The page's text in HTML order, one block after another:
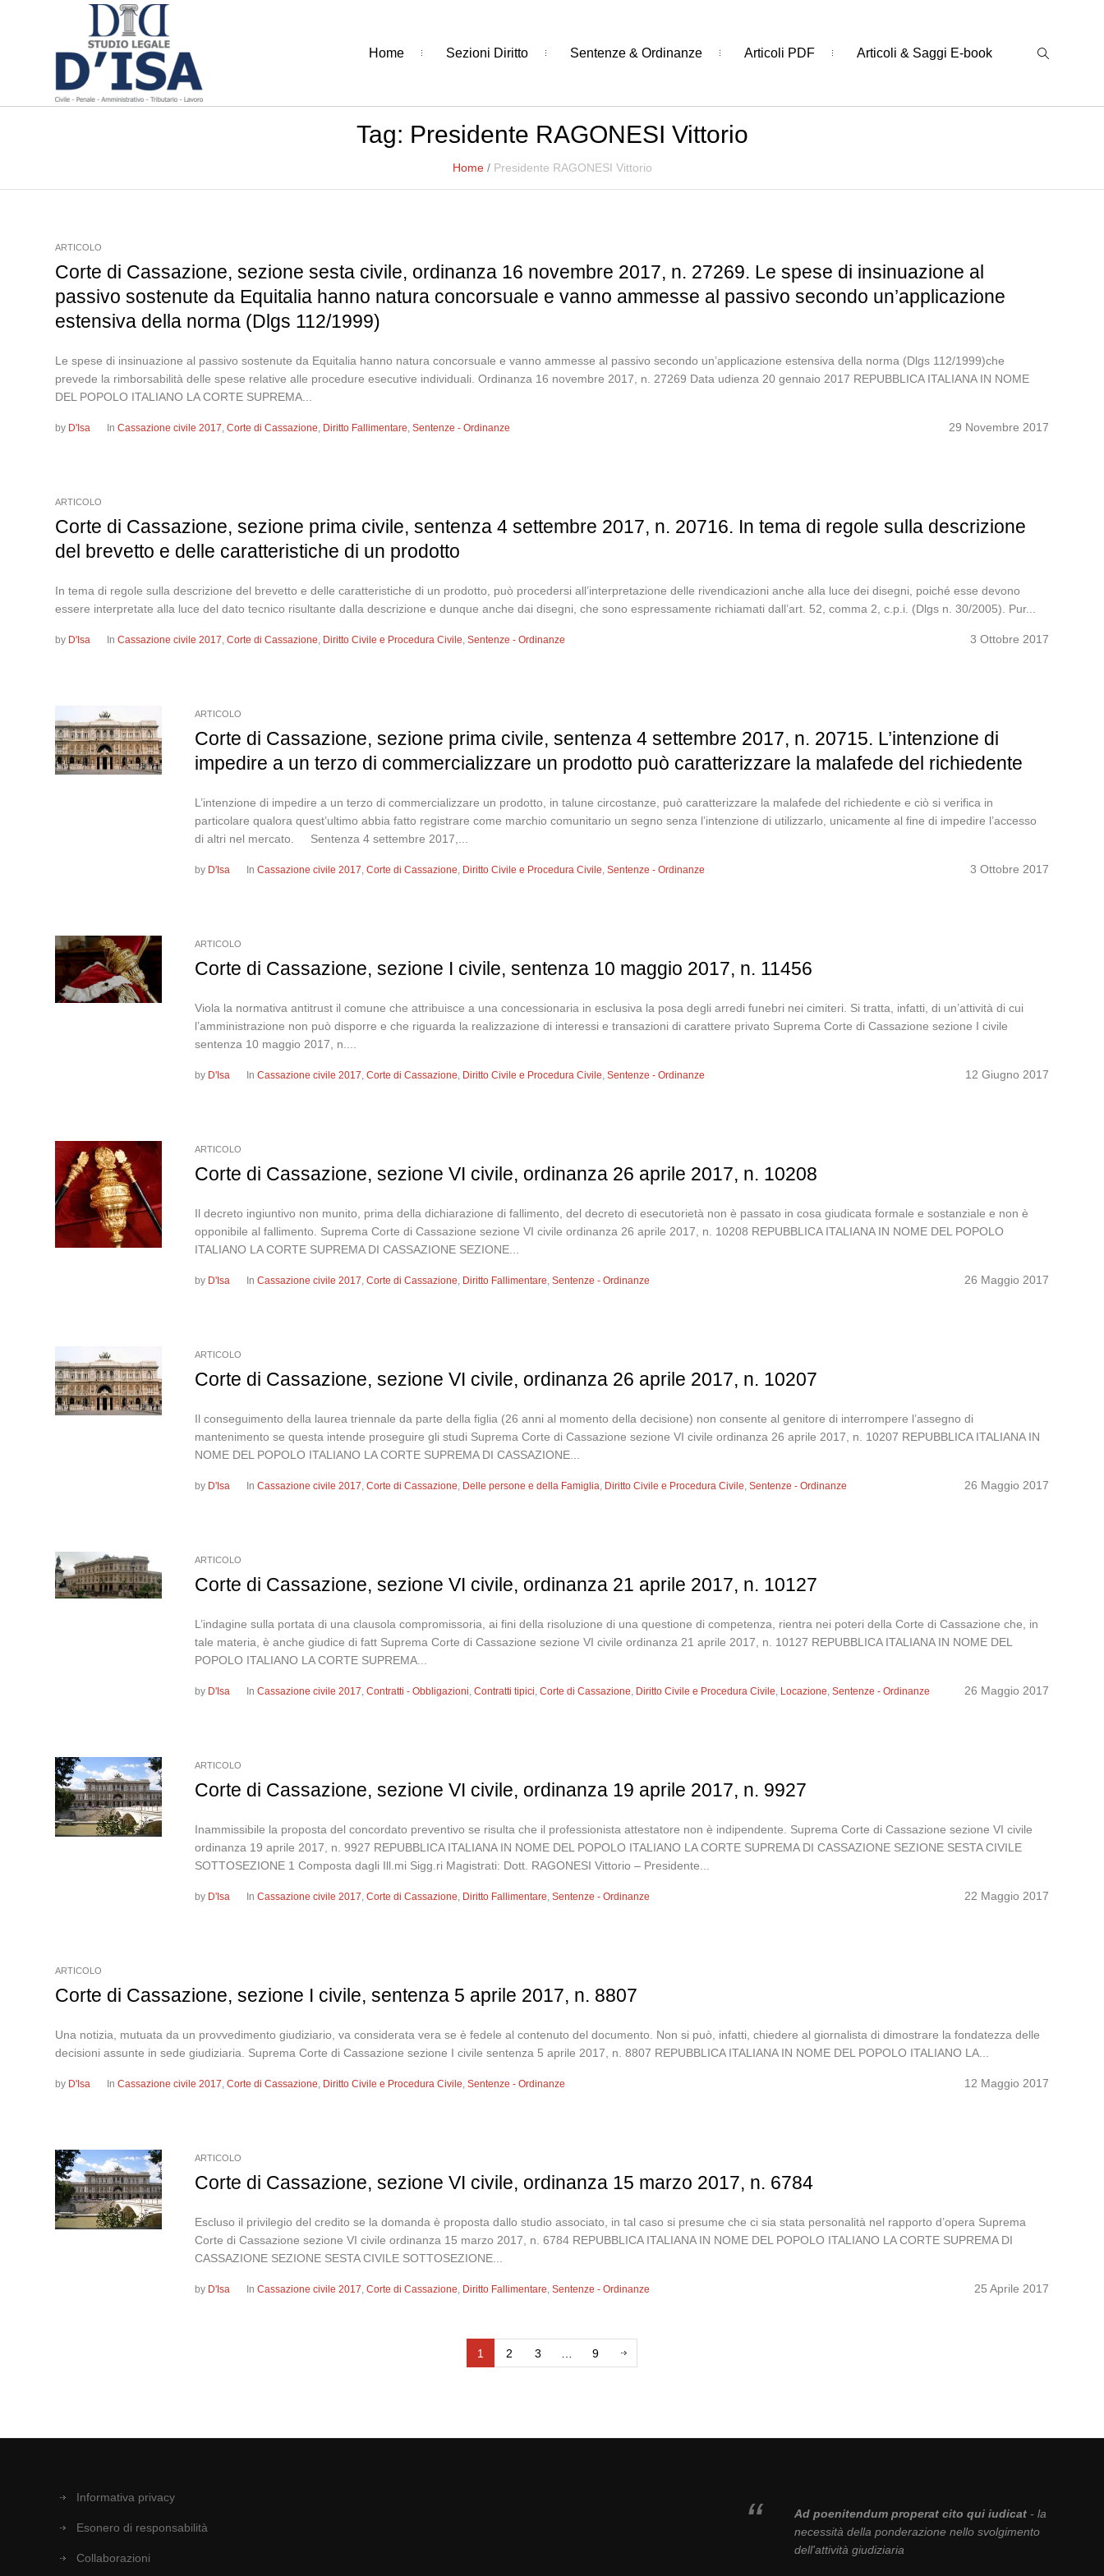
Home Sezioni Diritto Sentenze & Ordinanze Articoli PDF Articoli & Saggi E-book
Tag: Presidente RAGONESI Vittorio
Home / Presidente RAGONESI Vittorio
ARTICOLO
Corte di Cassazione, sezione sesta civile, ordinanza 16 novembre 2017, n. 27269. Le spese di insinuazione al
passivo sostenute da Equitalia hanno natura concorsuale e vanno ammesse al passivo secondo un’applicazione
estensiva della norma (Dlgs 112/1999)
Le spese di insinuazione al passivo sostenute da Equitalia hanno natura concorsuale e vanno ammesse al passivo secondo un’applicazione estensiva della norma (Dlgs 112/1999)che
prevede la rimborsabilità delle spese relative alle procedure esecutive individuali. Ordinanza 16 novembre 2017, n. 27269 Data udienza 20 gennaio 2017 REPUBBLICA ITALIANA IN NOME
DEL POPOLO ITALIANO LA CORTE SUPREMA...
29 Novembre 2017
by D'Isa InCassazione civile 2017,Corte di Cassazione, Diritto Fallimentare,Sentenze - Ordinanze
ARTICOLO
Corte di Cassazione, sezione prima civile, sentenza 4 settembre 2017, n. 20716. In tema di regole sulla descrizione
del brevetto e delle caratteristiche di un prodotto
In tema di regole sulla descrizione del brevetto e delle caratteristiche di un prodotto, può procedersi all’interpretazione delle rivendicazioni anche alla luce dei disegni, poiché esse devono
essere interpretate alla luce del dato tecnico risultante dalla descrizione e dunque anche dai disegni, che sono espressamente richiamati dall’art. 52, comma 2, c.p.i. (Dlgs n. 30/2005). Pur...
3 Ottobre 2017
by D'Isa InCassazione civile 2017,Corte di Cassazione, Diritto Civile e Procedura Civile,Sentenze - Ordinanze
ARTICOLO
Corte di Cassazione, sezione prima civile, sentenza 4 settembre 2017, n. 20715. L’intenzione di
impedire a un terzo di commercializzare un prodotto può caratterizzare la malafede del richiedente
L’intenzione di impedire a un terzo di commercializzare un prodotto, in talune circostanze, può caratterizzare la malafede del richiedente e ciò si verifica in
particolare qualora quest’ultimo abbia fatto registrare come marchio comunitario un segno senza l’intenzione di utilizzarlo, unicamente al fine di impedire l’accesso
di altri nel mercato. Sentenza 4 settembre 2017,...
3 Ottobre 2017
by D'Isa InCassazione civile 2017,Corte di Cassazione, Diritto Civile e Procedura Civile,Sentenze - Ordinanze
ARTICOLO
Corte di Cassazione, sezione I civile, sentenza 10 maggio 2017, n. 11456
Viola la normativa antitrust il comune che attribuisce a una concessionaria in esclusiva la posa degli arredi funebri nei cimiteri. Si tratta, infatti, di un’attività di cui
l’amministrazione non può disporre e che riguarda la realizzazione di interessi e transazioni di carattere privato Suprema Corte di Cassazione sezione I civile
sentenza 10 maggio 2017, n....
12 Giugno 2017
by D'Isa InCassazione civile 2017,Corte di Cassazione, Diritto Civile e Procedura Civile,Sentenze - Ordinanze
ARTICOLO
Corte di Cassazione, sezione VI civile, ordinanza 26 aprile 2017, n. 10208
Il decreto ingiuntivo non munito, prima della dichiarazione di fallimento, del decreto di esecutorietà non è passato in cosa giudicata formale e sostanziale e non è
opponibile al fallimento. Suprema Corte di Cassazione sezione VI civile ordinanza 26 aprile 2017, n. 10208 REPUBBLICA ITALIANA IN NOME DEL POPOLO
ITALIANO LA CORTE SUPREMA DI CASSAZIONE SEZIONE...
26 Maggio 2017
by D'Isa InCassazione civile 2017,Corte di Cassazione, Diritto Fallimentare,Sentenze - Ordinanze
ARTICOLO
Corte di Cassazione, sezione VI civile, ordinanza 26 aprile 2017, n. 10207
Il conseguimento della laurea triennale da parte della figlia (26 anni al momento della decisione) non consente al genitore di interrompere l’assegno di
mantenimento se questa intende proseguire gli studi Suprema Corte di Cassazione sezione VI civile ordinanza 26 aprile 2017, n. 10207 REPUBBLICA ITALIANA IN
NOME DEL POPOLO ITALIANO LA CORTE SUPREMA DI CASSAZIONE...
26 Maggio 2017
by D'Isa InCassazione civile 2017,Corte di Cassazione, Delle persone e della Famiglia, Diritto Civile e Procedura Civile,Sentenze - Ordinanze
ARTICOLO
Corte di Cassazione, sezione VI civile, ordinanza 21 aprile 2017, n. 10127
L’indagine sulla portata di una clausola compromissoria, ai fini della risoluzione di una questione di competenza, rientra nei poteri della Corte di Cassazione che, in
tale materia, è anche giudice di fatt Suprema Corte di Cassazione sezione VI civile ordinanza 21 aprile 2017, n. 10127 REPUBBLICA ITALIANA IN NOME DEL
POPOLO ITALIANO LA CORTE SUPREMA...
26 Maggio 2017
by D'Isa InCassazione civile 2017,Contratti - Obbligazioni,Contratti tipici,Corte di Cassazione, Diritto Civile e Procedura Civile, Locazione,Sentenze - Ordinanze
ARTICOLO
Corte di Cassazione, sezione VI civile, ordinanza 19 aprile 2017, n. 9927
Inammissibile la proposta del concordato preventivo se risulta che il professionista attestatore non è indipendente. Suprema Corte di Cassazione sezione VI civile
ordinanza 19 aprile 2017, n. 9927 REPUBBLICA ITALIANA IN NOME DEL POPOLO ITALIANO LA CORTE SUPREMA DI CASSAZIONE SEZIONE SESTA CIVILE
SOTTOSEZIONE 1 Composta dagli Ill.mi Sigg.ri Magistrati: Dott. RAGONESI Vittorio – Presidente...
22 Maggio 2017
by D'Isa InCassazione civile 2017,Corte di Cassazione, Diritto Fallimentare,Sentenze - Ordinanze
ARTICOLO
Corte di Cassazione, sezione I civile, sentenza 5 aprile 2017, n. 8807
Una notizia, mutuata da un provvedimento giudiziario, va considerata vera se è fedele al contenuto del documento. Non si può, infatti, chiedere al giornalista di dimostrare la fondatezza delle
decisioni assunte in sede giudiziaria. Suprema Corte di Cassazione sezione I civile sentenza 5 aprile 2017, n. 8807 REPUBBLICA ITALIANA IN NOME DEL POPOLO ITALIANO LA...
12 Maggio 2017
by D'Isa InCassazione civile 2017,Corte di Cassazione, Diritto Civile e Procedura Civile,Sentenze - Ordinanze
ARTICOLO
Corte di Cassazione, sezione VI civile, ordinanza 15 marzo 2017, n. 6784
Escluso il privilegio del credito se la domanda è proposta dallo studio associato, in tal caso si presume che ci sia stata personalità nel rapporto d’opera Suprema
Corte di Cassazione sezione VI civile ordinanza 15 marzo 2017, n. 6784 REPUBBLICA ITALIANA IN NOME DEL POPOLO ITALIANO LA CORTE SUPREMA DI
CASSAZIONE SEZIONE SESTA CIVILE SOTTOSEZIONE...
25 Aprile 2017
by D'Isa InCassazione civile 2017,Corte di Cassazione, Diritto Fallimentare,Sentenze - Ordinanze
1 2 3 9
Informativa privacy
Esonero di responsabilità
Collaborazioni
Ad poenitendum properat cito qui iudicat- la
necessità della ponderazione nello svolgimento
dell'attività giudiziaria